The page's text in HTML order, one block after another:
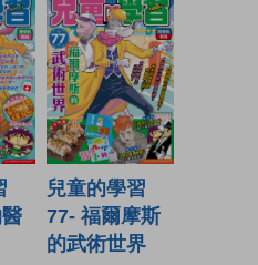
兒童的學習
77- 福爾摩斯
的武術世界